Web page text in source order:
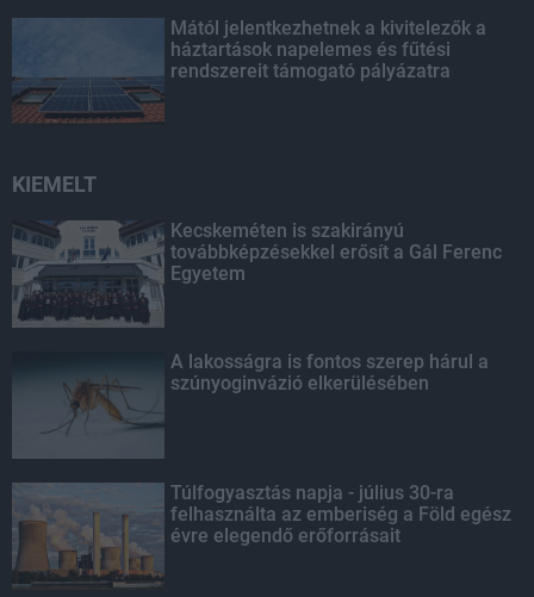
Mától jelentkezhetnek a kivitelezők a
háztartások napelemes és fűtési
rendszereit támogató pályázatra
KIEMELT
Kecskeméten is szakirányú
továbbképzésekkel erősít a Gál Ferenc
Egyetem
A lakosságra is fontos szerep hárul a
szúnyoginvázió elkerülésében
Túlfogyasztás napja - július 30-ra
felhasználta az emberiség a Föld egész
évre elegendő erőforrásait